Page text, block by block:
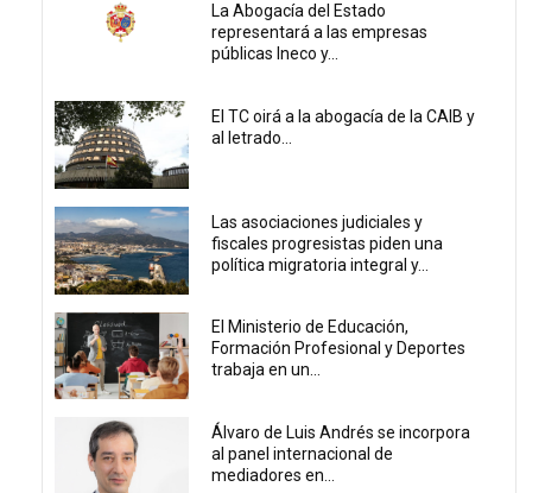
La Abogacía del Estado
representará a las empresas
públicas Ineco y...
El TC oirá a la abogacía de la CAIB y
al letrado...
Las asociaciones judiciales y
fiscales progresistas piden una
política migratoria integral y...
El Ministerio de Educación,
Formación Profesional y Deportes
trabaja en un...
Álvaro de Luis Andrés se incorpora
al panel internacional de
mediadores en...